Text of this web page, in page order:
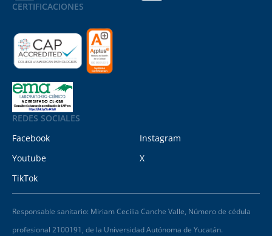
CERTIFICACIONES
REDES SOCIALES
Facebook
Instagram
Youtube
X
TikTok
Responsable sanitario: Miriam Cecilia Canche Valle, Número de cédula
profesional 2100191, de la Universidad Autónoma de Yucatán.